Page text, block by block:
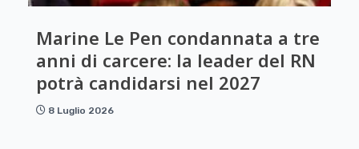
Marine Le Pen condannata a tre
anni di carcere: la leader del RN
potrà candidarsi nel 2027
8 Luglio 2026